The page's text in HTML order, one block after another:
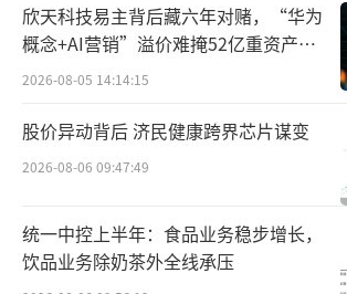
总体目标是降低社招在全公
高校招比例。“会优先保护
生，如果保不住的情况下，
先”，上述人士称。
另外从多位独立信源处获
多的部门是招聘部、销售服务运
驶部门等。一位理想员工称，他
欣天科技易主背后藏六年对赌，“华为
概念+AI营销”溢价难掩52亿重资产考
验
2026-08-05 14:14:15
股价异动背后 济民健康跨界芯片谋变
2026-08-06 09:47:49
统一中控上半年：食品业务稳步增长，
饮品业务除奶茶外全线承压